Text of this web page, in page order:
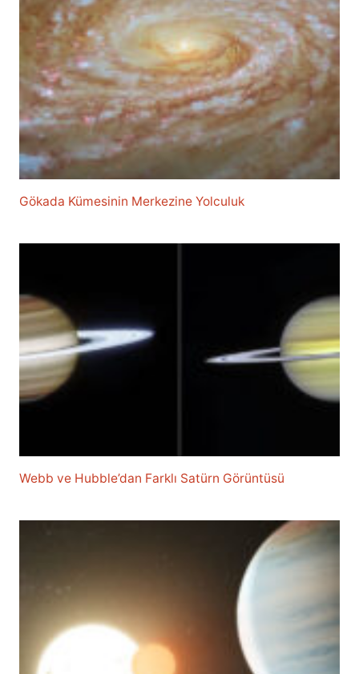
Gökada Kümesinin Merkezine Yolculuk
Webb ve Hubble’dan Farklı Satürn Görüntüsü